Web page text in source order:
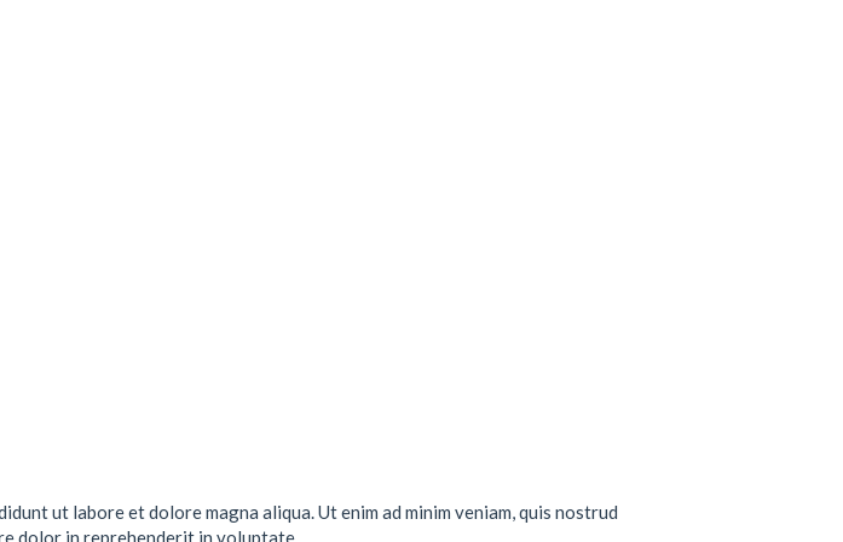
ut labore et dolore magna aliqua. Ut enim ad minim veniam, quis nostrud
dolor in reprehenderit in voluptate ...